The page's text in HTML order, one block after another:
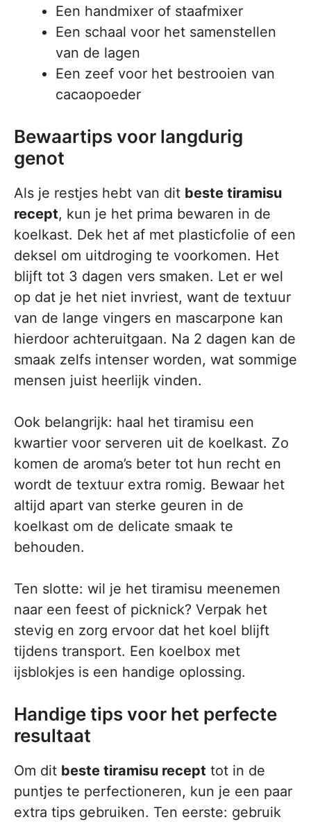
Een handmixer of staafmixer
Een schaal voor het samenstellen
van de lagen
Een zeef voor het bestrooien van
cacaopoeder
Bewaartips voor langdurig
genot
Als je restjes hebt van dit beste tiramisu
recept, kun je het prima bewaren in de
koelkast. Dek het af met plasticfolie of een
deksel om uitdroging te voorkomen. Het
blijft tot 3 dagen vers smaken. Let er wel
op dat je het niet invriest, want de textuur
van de lange vingers en mascarpone kan
hierdoor achteruitgaan. Na 2 dagen kan de
smaak zelfs intenser worden, wat sommige
mensen juist heerlijk vinden.
Ook belangrijk: haal het tiramisu een
kwartier voor serveren uit de koelkast. Zo
komen de aroma’s beter tot hun recht en
wordt de textuur extra romig. Bewaar het
altijd apart van sterke geuren in de
koelkast om de delicate smaak te
behouden.
Ten slotte: wil je het tiramisu meenemen
naar een feest of picknick? Verpak het
stevig en zorg ervoor dat het koel blijft
tijdens transport. Een koelbox met
ijsblokjes is een handige oplossing.
Handige tips voor het perfecte
resultaat
Om dit beste tiramisu recept tot in de
puntjes te perfectioneren, kun je een paar
extra tips gebruiken. Ten eerste: gebruik